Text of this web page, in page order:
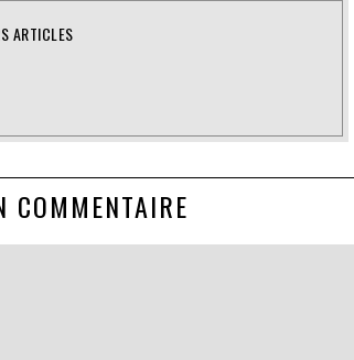
ARTICLES
COMMENTAIRE